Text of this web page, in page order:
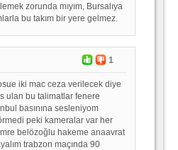
zorunda mıyım, Bursalıya
bu takım bir yere gelmez.
1
iki mac ceza verilecek diye
ulan bu talimatlar fenere
basınına sesleniyom
peki kameralar var her
belözoğlu hakeme anaavrat
trabzon maçında 90